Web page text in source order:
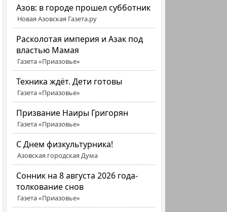
Азов: в городе прошел субботник
Новая Азовская Газета.ру
Расколотая империя и Азак под
властью Мамая
Газета «Приазовье»
Техника ждёт. Дети готовы
Газета «Приазовье»
Призвание Наиры Григорян
Газета «Приазовье»
C Днем физкультурника!
Азовская городская Дума
Сонник на 8 августа 2026 года-
толкование снов
Газета «Приазовье»